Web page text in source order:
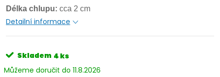
Délka chlupu: cca 2 cm
Detailní informace
Skladem 4 ks
11.8.2026